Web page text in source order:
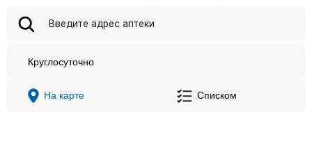
Круглосуточно
На карте Списком